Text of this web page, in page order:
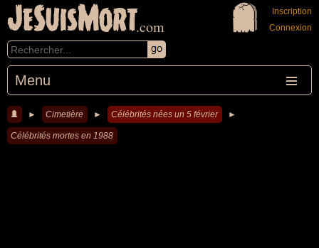
JeSuisMort.com
Menu
Inscription
Connexion
► Cimetière ► Célébrités nées un 5 février ►
Célébrités mortes en 1988